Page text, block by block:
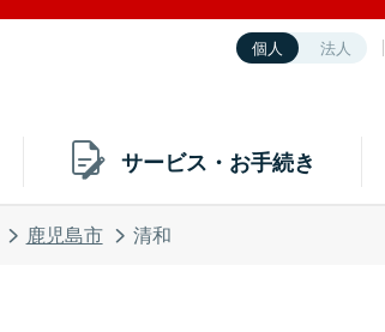
個人 法人
サービス・お手続き
鹿児島市 清和